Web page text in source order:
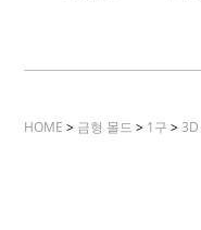
HOME > 금형 몰드 > 1구 >3D